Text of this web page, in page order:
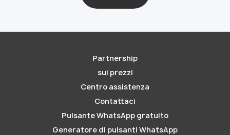
Partnership
sui prezzi
Centro assistenza
Contattaci
Pulsante WhatsApp gratuito
Generatore di pulsanti WhatsApp